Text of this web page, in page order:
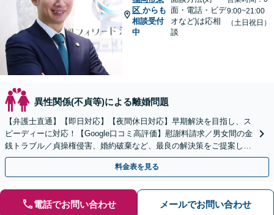
区 からも
相談受付
中
面・電話・ビデ
オなど)は応相
談
9:00~21:00
（土日祝日）
異性関係(不貞等)による離婚問題
【弁護士直通】【即日対応】【夜間休日対応】早期解決を目指し、ス
ピーディーに対応！【Google口コミ高評価】慰謝料請求／男女間の金
銭トラブル／貞操権侵害、婚約破棄など、最良の解決策をご提案しま
す【リーズナブルな費用】【赤坂駅徒歩3分】
料金表を見る
電話でお問い合わせ メールでお問い合わせ